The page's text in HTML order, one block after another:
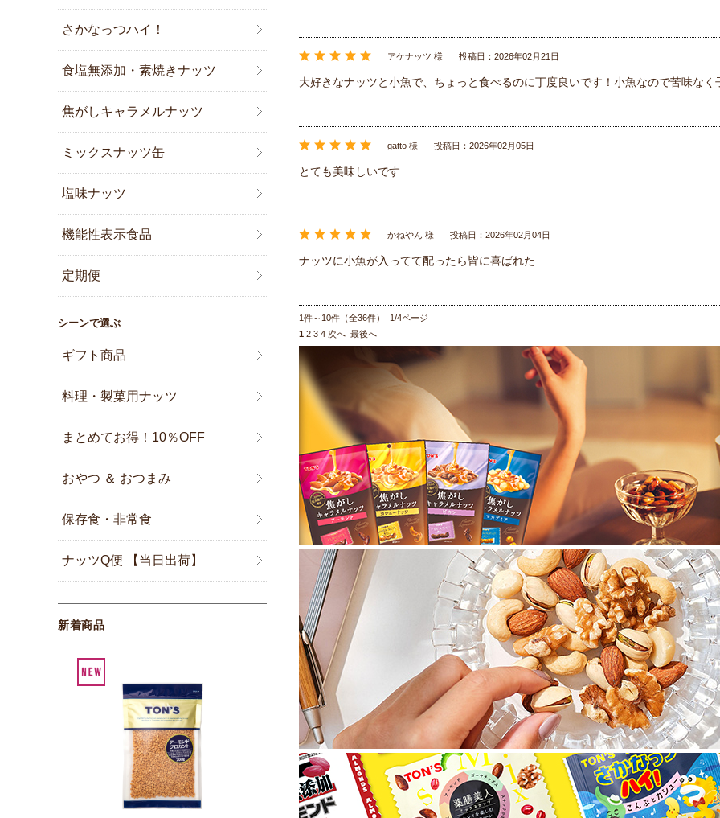
アケナッツ 様 投稿日：2026年02月21日
大好きなナッツと小魚で、ちょっと食べるのに丁度良いです！小魚なので苦味なく
gatto 様 投稿日：2026年02月05日
とても美味しいです
かねやん 様 投稿日：2026年02月04日
ナッツに小魚が入ってて配ったら皆に喜ばれた
1件～10件（全36件） 1/4ページ
1 2 3 4 次へ 最後へ
さかなっつハイ！
食塩無添加・素焼きナッツ
焦がしキャラメルナッツ
ミックスナッツ缶
塩味ナッツ
機能性表示食品
定期便
シーンで選ぶ
ギフト商品
料理・製菓用ナッツ
まとめてお得！10％OFF
おやつ ＆ おつまみ
保存食・非常食
ナッツQ便 【当日出荷】
新着商品